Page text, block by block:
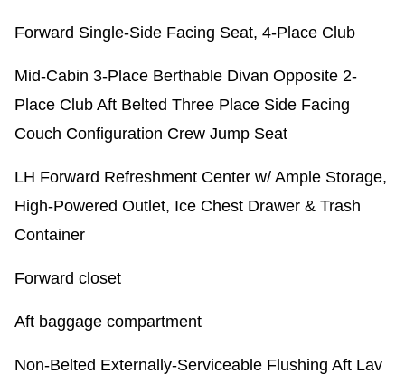
Forward Single-Side Facing Seat, 4-Place Club​
Mid-Cabin 3-Place Berthable Divan Opposite 2-
Place Club Aft Belted Three Place Side Facing
Couch Configuration Crew Jump Seat ​
LH Forward Refreshment Center w/ Ample Storage,
High-Powered Outlet, Ice Chest Drawer & Trash
Container​
Forward closet ​
Aft baggage compartment​
Non-Belted Externally-Serviceable Flushing Aft Lav